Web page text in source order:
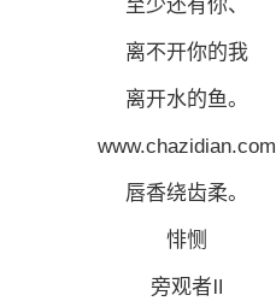
至少还有你、
离不开你的我
离开水的鱼。
www.chazidian.com
唇香绕齿柔。
悱恻
旁观者Ⅱ